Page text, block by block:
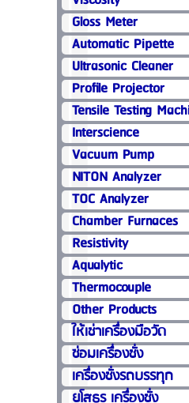
Gloss Meter
Automatic Pipette
Ultrasonic Cleaner
Profile Projector
Tensile Testing
Interscience
Vacuum Pump
NITON Analyzer
TOC Analyzer
Chamber Furnaces
Resistivity
Aqualytic
Thermocouple
Other Products
ให้เช่าเครื่องมือวัด
ซ่อมเครื่องชั่ง
เครื่องชั่งรถบรรทุก